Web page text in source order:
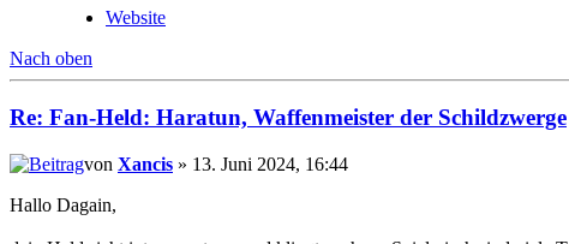
Website
Nach oben
Re: Fan-Held: Haratun, Waffenmeister der Schildzwerge
von Xancis » 13. Juni 2024, 16:44
Hallo Dagain,